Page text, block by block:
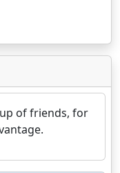
of friends, for